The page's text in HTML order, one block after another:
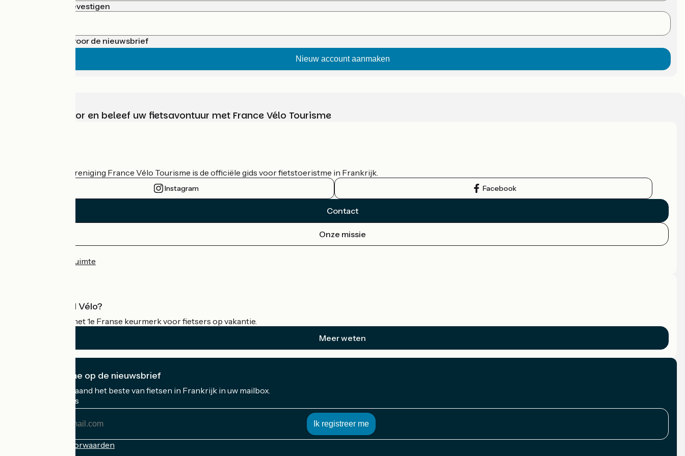
Wachtwoord bevestigen
Meld je aan voor de nieuwsbrief
Kies, bereid voor en beleef uw fietsavontuur met France Vélo Tourisme
De nationale vereniging France Vélo Tourisme is de officiële gids voor fietstoeristme in Frankrijk.
Instagram Facebook
Contact
Onze missie
Professionele ruimte
Wat is Accueil Vélo?
Accueil Vélo is het 1e Franse keurmerk voor fietsers op vakantie.
Meer weten
Ik abonneer me op de nieuwsbrief
Ontvang elke maand het beste van fietsen in Frankrijk in uw mailbox.
Mijn e-mailadres
Inschrijvingsvoorwaarden